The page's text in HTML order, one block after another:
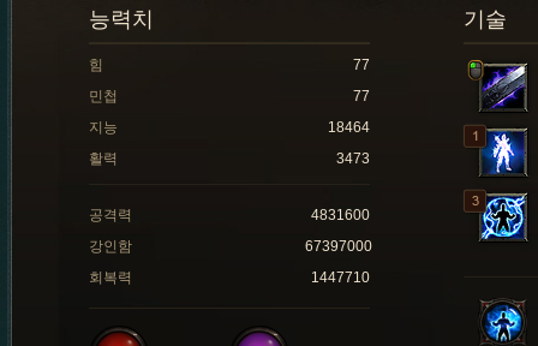
기술
능력치
힘
77
민첩
77
지능
18464
활력
3473
공격력
4831600
강인함
67397000
회복력
1447710